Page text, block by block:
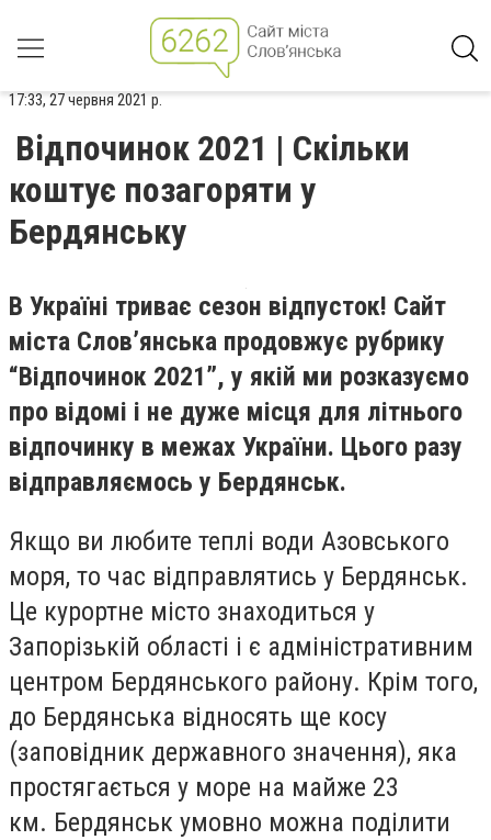
17:33, 27 червня 2021 р.
Відпочинок 2021 | Скільки
коштує позагоряти у
Бердянську
В Україні триває сезон відпусток! Сайт
міста Слов’янська продовжує рубрику
“Відпочинок 2021”, у якій ми розказуємо
про відомі і не дуже місця для літнього
відпочинку в межах України. Цього разу
відправляємось у Бердянськ.
Якщо ви любите теплі води Азовського
моря, то час відправлятись у Бердянськ.
Це курортне місто знаходиться у
Запорізькій області і є адміністративним
центром Бердянського району. Крім того,
до Бердянська відносять ще косу
(заповідник державного значення), яка
простягається у море на майже 23
км. Бердянськ умовно можна поділити